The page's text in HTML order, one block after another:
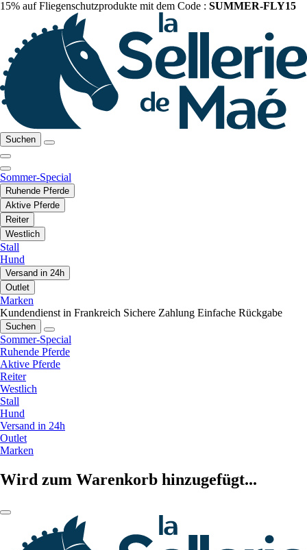
15% auf Fliegenschutzprodukte mit dem Code : SUMMER-FLY15
Suchen
Sommer-Special
Ruhende Pferde
Aktive Pferde
Reiter
Westlich
Stall
Hund
Versand in 24h
Outlet
Marken
Kundendienst in Frankreich Sichere Zahlung Einfache Rückgabe
Suchen
Sommer-Special
Ruhende Pferde
Aktive Pferde
Reiter
Westlich
Stall
Hund
Versand in 24h
Outlet
Marken
Wird zum Warenkorb hinzugefügt...